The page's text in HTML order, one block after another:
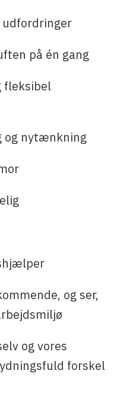
udfordringer
på én gang
fleksibel
og nytænkning
og ser,
og vores
forskel